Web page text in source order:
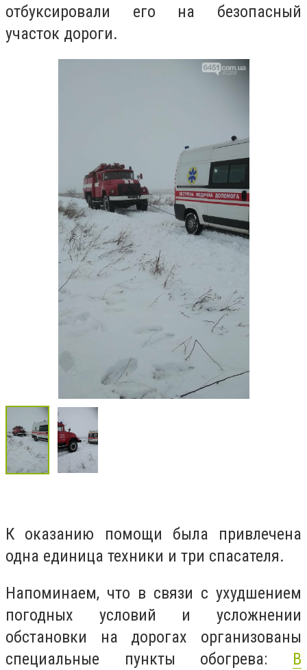
отбуксировали его на безопасный
участок дороги.
К оказанию помощи была привлечена
одна единица техники и три спасателя.
Напоминаем, что в связи с ухудшением
погодных условий и усложнении
обстановки на дорогах организованы
специальные пункты обогрева: В